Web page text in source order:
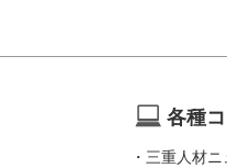
各種
三重人材